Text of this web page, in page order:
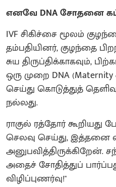
எனவே DNA சோதனை
IVF சிகிச்சை மூலம்
தம்பதியினர், குழந்தை
சுய திருப்திக்காகவும்,
ஒரு முறை DNA
செய்து கொடுத்துத்
நல்லது.
ராகுல் ரத்தோர் கூறியது
செலவு செய்து,
அனுபவித்திருக்கிறேன்.
அதைச் சோதித்துப்
விழிப்புணர்வு!"